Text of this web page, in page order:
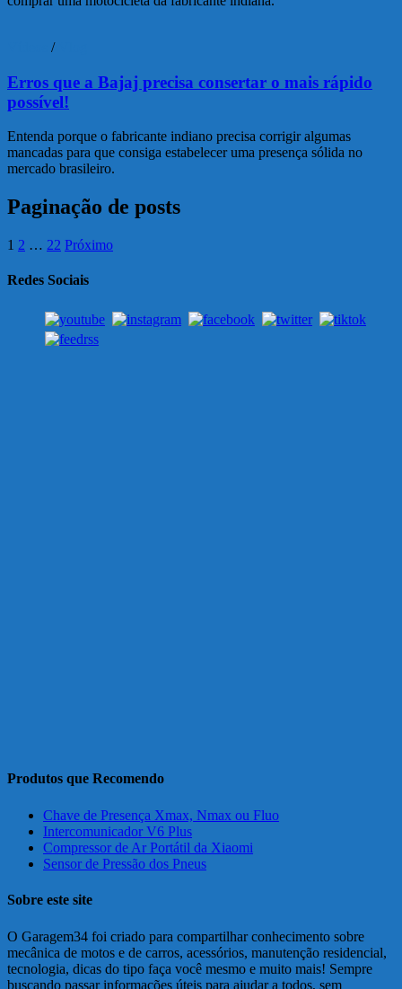
/
Erros que a Bajaj precisa consertar o mais rápido
possível!
Entenda porque o fabricante indiano precisa corrigir algumas
mancadas para que consiga estabelecer uma presença sólida no
mercado brasileiro.
Paginação de posts
1 2 … 22 Próximo
Redes Sociais
Produtos que Recomendo
Chave de Presença Xmax, Nmax ou Fluo
Intercomunicador V6 Plus
Compressor de Ar Portátil da Xiaomi
Sensor de Pressão dos Pneus
Sobre este site
O Garagem34 foi criado para compartilhar conhecimento sobre
mecânica de motos e de carros, acessórios, manutenção residencial,
tecnologia, dicas do tipo faça você mesmo e muito mais! Sempre
buscando passar informações úteis para ajudar a todos, sem